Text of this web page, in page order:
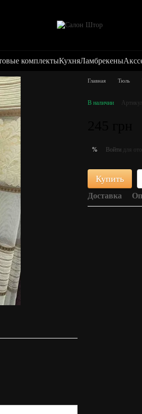
комплектыКухняЛамбрекены
Главная Тюль
В наличии
% Войти для
Купить
Доставка